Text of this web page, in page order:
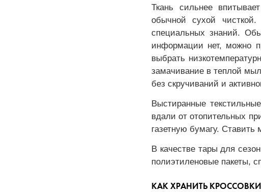
Ткань сильнее
обычной сухой чисткой.
специальных знаний.
информации нет, можно
выбрать
замачивание в теплой
без скручиваний и
Выстиранные
вдали от отопительных
газетную бумагу.
В качестве тары для
полиэтиленовые пакеты,
КАК ХРАНИТЬ